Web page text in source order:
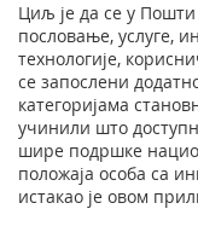
Циљ је да се у
пословање, услуге,
технологије,
се запослени
категоријама
учинили што
шире подршке
положаја особа са
истакао је овом